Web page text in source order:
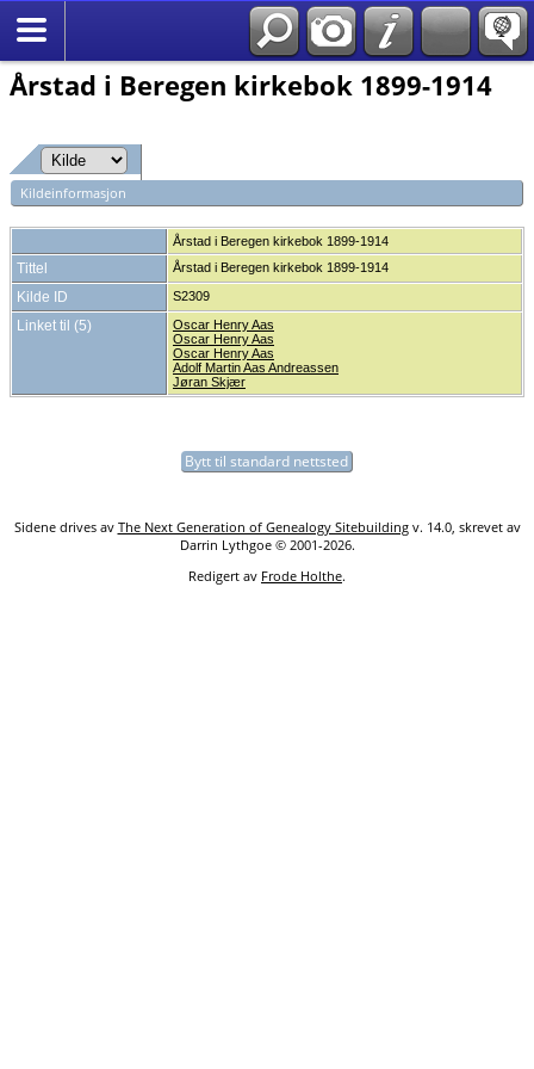
Årstad i Beregen kirkebok 1899-1914
Kildeinformasjon
Årstad i Beregen kirkebok 1899-1914
Tittel Årstad i Beregen kirkebok 1899-1914
Kilde ID S2309
Linket til (5)
Oscar Henry Aas
Oscar Henry Aas
Oscar Henry Aas
Adolf Martin Aas Andreassen
Jøran Skjær
Bytt til standard nettsted
Sidene drives av The Next Generation of Genealogy Sitebuildingv. 14.0, skrevet av
Darrin Lythgoe © 2001-2026.
Redigert av Frode Holthe.